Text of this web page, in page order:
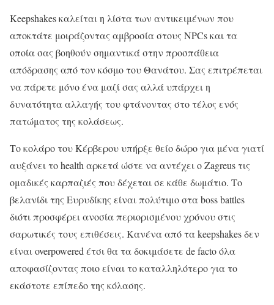
Keepshakes καλείται η λίστα των αντικειμένων που
αποκτάτε μοιράζοντας αμβροσία στους NPCs και τα
οποία σας βοηθούν σημαντικά στην προσπάθεια
απόδρασης από τον κόσμο του Θανάτου. Σας επιτρέπεται
να πάρετε μόνο ένα μαζί σας αλλά υπάρχει η
δυνατότητα αλλαγής του φτάνοντας στο τέλος ενός
πατώματος της κολάσεως.
Το κολάρο του Κέρβερου υπήρξε θείο δώρο για μένα γιατί
αυξάνει το health αρκετά ώστε να αντέχει ο Zagreus τις
ομαδικές καρπαζιές που δέχεται σε κάθε δωμάτιο. Το
βελανίδι της Ευρυδίκης είναι πολύτιμο στα boss battles
διότι προσφέρει ανοσία περιορισμένου χρόνου στις
σαρωτικές τους επιθέσεις. Κανένα από τα keepshakes δεν
είναι overpowered έτσι θα τα δοκιμάσετε de facto όλα
αποφασίζοντας ποιο είναι το καταλληλότερο για το
εκάστοτε επίπεδο της κόλασης.